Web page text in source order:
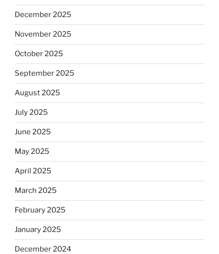
December 2025
November 2025
October 2025
September 2025
August 2025
July 2025
June 2025
May 2025
April 2025
March 2025
February 2025
January 2025
December 2024